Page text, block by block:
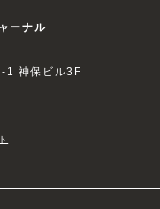
ーナル
1 神保ビル3F